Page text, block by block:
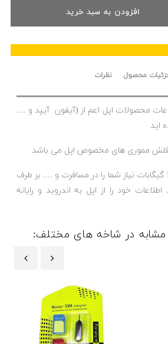
افزودن به سبد خرید
محصول نظرات
محصولات اپل اعم از (‌آیفون آیپد و ....
اید
فلش مموری های مخصوص اپل می باشد
این محصول با حجم ۱۲۸ گیگابات نیاز شما را در مسافرت و .... بر طرف
خود را از اپل به اندروید و رایانه